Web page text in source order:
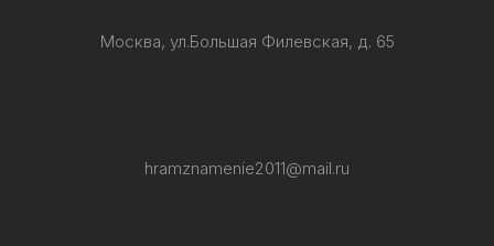
Москва, ул.Большая Филевская, д. 65
hramznamenie2011@mail.ru